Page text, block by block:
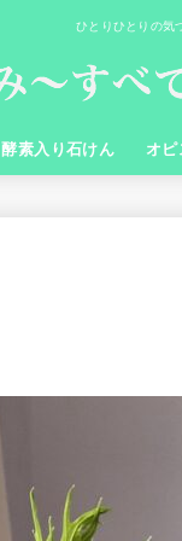
ひとりひとりの気
酵素入り石けん オ